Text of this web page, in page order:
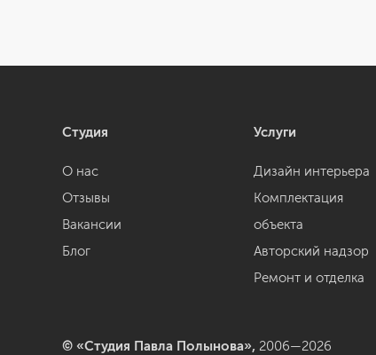
Студия
О нас
Отзывы
Вакансии
Блог
Услуги
Дизайн интерьера
Комплектация
объекта
Авторский надзор
Ремонт и отделка
© «Студия Павла Полынова», 2006—2026